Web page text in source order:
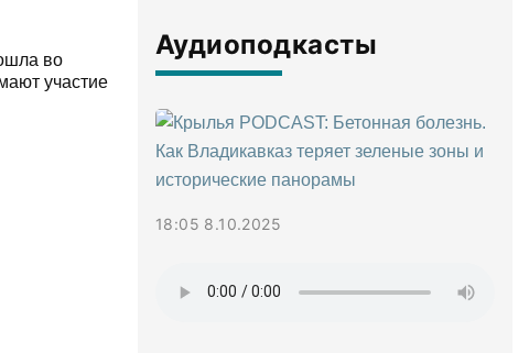
во
участие
Аудиоподкасты
18:05 8.10.2025